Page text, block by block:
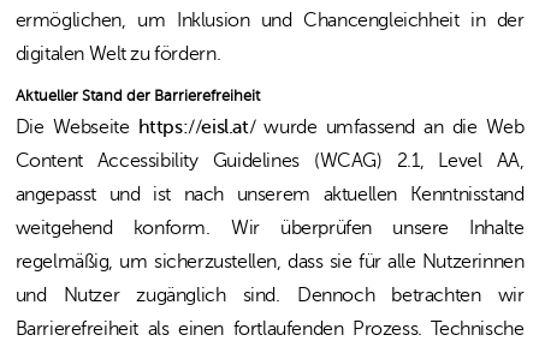
ermöglichen, um Inklusion und Chancengleichheit in der
digitalen Welt zu fördern.
Aktueller Stand der Barrierefreiheit
Die Webseite https://eisl.at/wurde umfassend an die Web
Content Accessibility Guidelines (WCAG) 2.1, Level AA,
angepasst und ist nach unserem aktuellen Kenntnisstand
weitgehend konform. Wir überprüfen unsere Inhalte
regelmäßig, um sicherzustellen, dass sie für alle Nutzerinnen
und Nutzer zugänglich sind. Dennoch betrachten wir
Barrierefreiheit als einen fortlaufenden Prozess. Technische